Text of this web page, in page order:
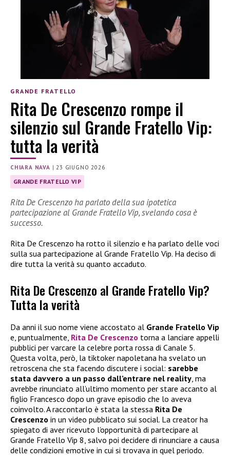
GRANDE FRATELLO
Rita De Crescenzo rompe il
silenzio sul Grande Fratello Vip:
tutta la verità
CHIARA NAVA |23 GIUGNO 2026
GRANDE FRATELLO VIP
Rita De Crescenzo ha parlato della sua ipotetica
partecipazione al Grande Fratello Vip, svelando cosa è
successo.
Rita De Crescenzo ha rotto il silenzio e ha parlato delle voci
sulla sua partecipazione al Grande Fratello Vip. Ha deciso di
dire tutta la verità su quanto accaduto.
Rita De Crescenzo al Grande Fratello Vip?
Tutta la verità
Da anni il suo nome viene accostato al Grande Fratello Vip
e, puntualmente, Rita De Crescenzo torna a lanciare appelli
pubblici per varcare la celebre porta rossa di Canale 5.
Questa volta, però, la tiktoker napoletana ha svelato un
retroscena che sta facendo discutere i social: sarebbe
stata davvero a un passo dall’entrare nel reality , ma
avrebbe rinunciato all’ultimo momento per stare accanto al
figlio Francesco dopo un grave episodio che lo aveva
coinvolto. A raccontarlo è stata la stessa Rita De
Crescenzo in un video pubblicato sui social. La creator ha
spiegato di aver ricevuto l’opportunità di partecipare al
Grande Fratello Vip 8, salvo poi decidere di rinunciare a causa
delle condizioni emotive in cui si trovava in quel periodo.